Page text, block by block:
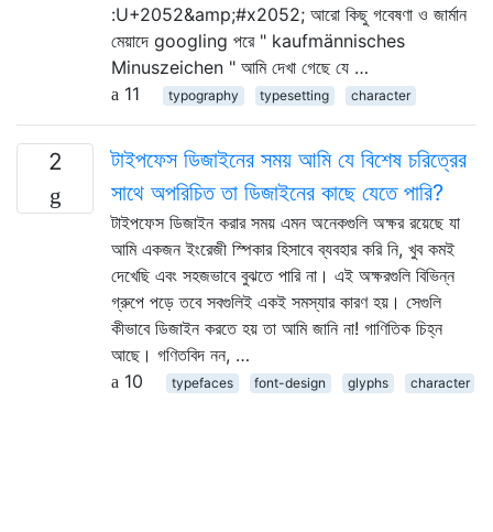
:U+2052&amp;#x2052; আরো কিছু গবেষণা ও জার্মান
মেয়াদে googling পরে " kaufmännisches
Minuszeichen " আমি দেখা গেছে যে …
11
typography typesetting character
2
টাইপফেস ডিজাইনের সময় আমি যে বিশেষ চরিত্রের
সাথে অপরিচিত তা ডিজাইনের কাছে যেতে পারি?
টাইপফেস ডিজাইন করার সময় এমন অনেকগুলি অক্ষর রয়েছে যা
আমি একজন ইংরেজী স্পিকার হিসাবে ব্যবহার করি নি, খুব কমই
দেখেছি এবং সহজভাবে বুঝতে পারি না। এই অক্ষরগুলি বিভিন্ন
গ্রুপে পড়ে তবে সবগুলিই একই সমস্যার কারণ হয়। সেগুলি
কীভাবে ডিজাইন করতে হয় তা আমি জানি না! গাণিতিক চিহ্ন
আছে। গণিতবিদ নন, …
10
typefaces font-design glyphs character